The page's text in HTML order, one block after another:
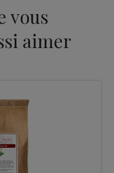
vous
aimer